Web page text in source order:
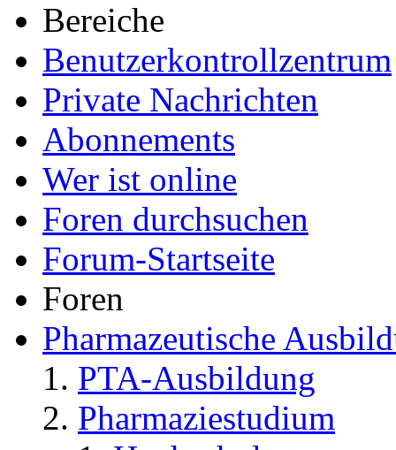
Bereiche
Benutzerkontrollzentrum
Private Nachrichten
Abonnements
Wer ist online
Foren durchsuchen
Forum-Startseite
Foren
Pharmazeutische
PTA-Ausbildung
Pharmaziestudium